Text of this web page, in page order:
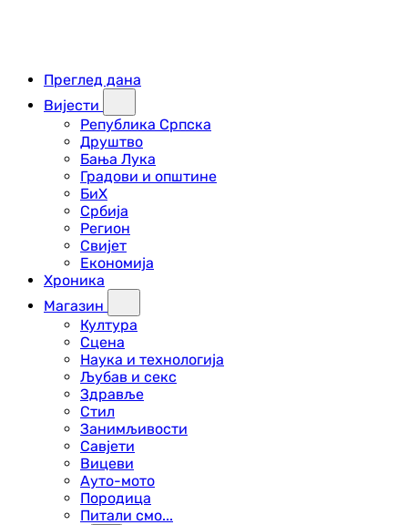
Преглед дана
Вијести
Република Српска
Друштво
Бања Лука
Градови и општине
БиХ
Србија
Регион
Свијет
Економија
Хроника
Магазин
Култура
Сцена
Наука и технологија
Љубав и секс
Здравље
Стил
Занимљивости
Савјети
Вицеви
Ауто-мото
Породица
Питали смо...